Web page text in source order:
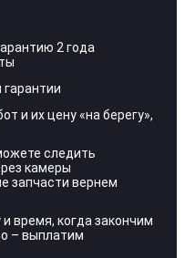
2 года
и их цену «на берегу»,
следить
камеры
запчасти вернем
время, когда закончим
– выплатим